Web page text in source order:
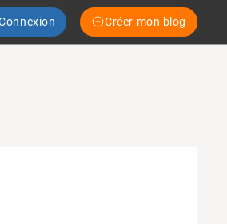
Créer mon blog